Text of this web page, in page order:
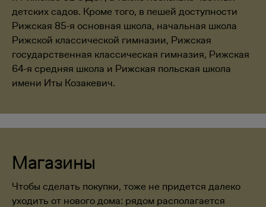
детских садов. Кроме того, в пешей доступности
Рижская 85-я основная школа, начальная школа
Рижской классической гимназии, Рижская
государственная классическая гимназия, Рижская
64-я средняя школа и Рижская польская школа
имени Иты Козакевич.
Магазины
Чтобы сделать покупки, тоже не придется далеко
уходить от нового дома: рядом располагается